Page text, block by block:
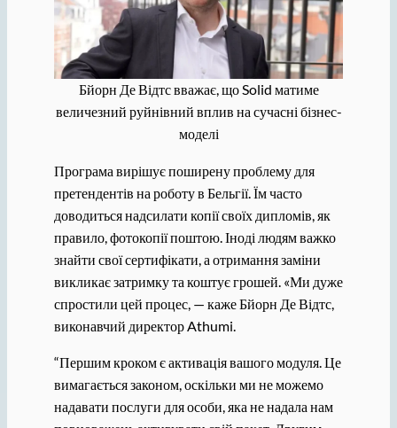
Бйорн Де Відтс вважає, що Solid матиме
величезний руйнівний вплив на сучасні бізнес-
моделі
Програма вирішує поширену проблему для
претендентів на роботу в Бельгії. Їм часто
доводиться надсилати копії своїх дипломів, як
правило, фотокопії поштою. Іноді людям важко
знайти свої сертифікати, а отримання заміни
викликає затримку та коштує грошей. «Ми дуже
спростили цей процес, — каже Бйорн Де Відтс,
виконавчий директор Athumi.
“Першим кроком є ​​активація вашого модуля. Це
вимагається законом, оскільки ми не можемо
надавати послуги для особи, яка не надала нам